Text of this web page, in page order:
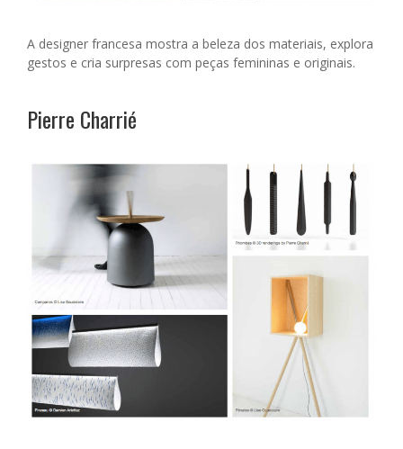
A designer francesa mostra a beleza dos materiais, explora
gestos e cria surpresas com peças femininas e originais.
Pierre Charrié